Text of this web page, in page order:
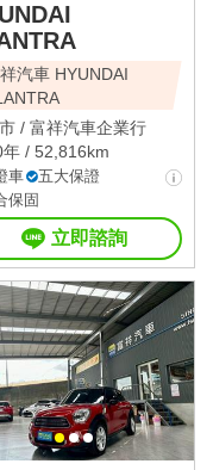
汽車 HYUNDAI
/ 富祥汽車企業行
/ 52,816km
車
五大保證
保固
立即諮詢